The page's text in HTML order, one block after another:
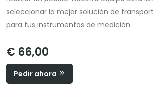
seleccionar la mejor solución de
para tus instrumentos de medición.
€ 66,00
Pedir ahora